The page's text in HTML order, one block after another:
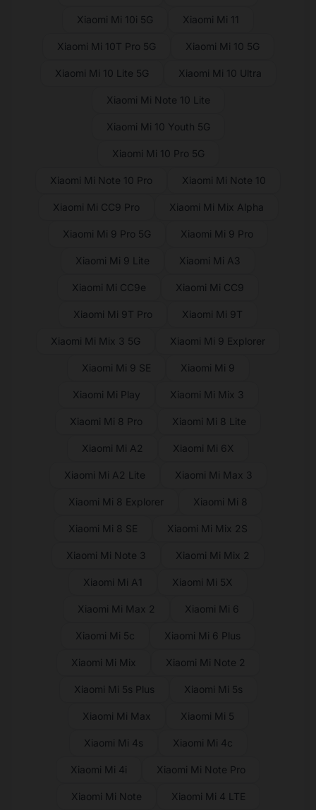
Xiaomi Mi 10i 5G Xiaomi Mi 11
Xiaomi Mi 10T Pro 5G Xiaomi Mi 10 5G
Xiaomi Mi 10 Lite 5G Xiaomi Mi 10 Ultra
Xiaomi Mi Note 10 Lite
Xiaomi Mi 10 Youth 5G
Xiaomi Mi 10 Pro 5G
Xiaomi Mi Note 10 Pro Xiaomi Mi Note 10
Xiaomi Mi CC9 Pro Xiaomi Mi Mix Alpha
Xiaomi Mi 9 Pro 5G Xiaomi Mi 9 Pro
Xiaomi Mi 9 Lite Xiaomi Mi A3
Xiaomi Mi CC9e Xiaomi Mi CC9
Xiaomi Mi 9T Pro Xiaomi Mi 9T
Xiaomi Mi Mix 3 5G Xiaomi Mi 9 Explorer
Xiaomi Mi 9 SE Xiaomi Mi 9
Xiaomi Mi Play Xiaomi Mi Mix 3
Xiaomi Mi 8 Pro Xiaomi Mi 8 Lite
Xiaomi Mi A2 Xiaomi Mi 6X
Xiaomi Mi A2 Lite Xiaomi Mi Max 3
Xiaomi Mi 8 Explorer Xiaomi Mi 8
Xiaomi Mi 8 SE Xiaomi Mi Mix 2S
Xiaomi Mi Note 3 Xiaomi Mi Mix 2
Xiaomi Mi A1 Xiaomi Mi 5X
Xiaomi Mi Max 2 Xiaomi Mi 6
Xiaomi Mi 5c Xiaomi Mi 6 Plus
Xiaomi Mi Mix Xiaomi Mi Note 2
Xiaomi Mi 5s Plus Xiaomi Mi 5s
Xiaomi Mi Max Xiaomi Mi 5
Xiaomi Mi 4s Xiaomi Mi 4c
Xiaomi Mi 4i Xiaomi Mi Note Pro
Xiaomi Mi Note Xiaomi Mi 4 LTE